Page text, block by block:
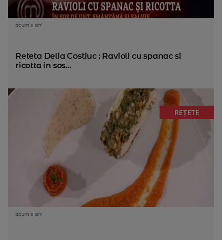
acum 11 ani
Reteta Delia Costiuc : Ravioli cu spanac si
ricotta in sos...
REȚETE
acum 11 ani